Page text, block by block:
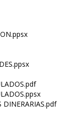
DINERARIAS.pdf